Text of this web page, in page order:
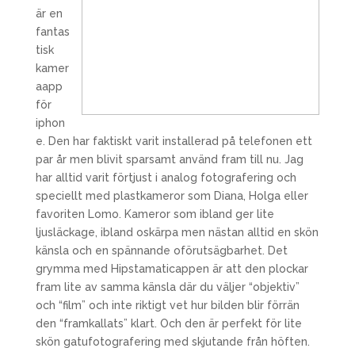
är en
fantas
tisk
kamer
aapp
för
iphon
e. Den har faktiskt varit installerad på telefonen ett
par år men blivit sparsamt använd fram till nu. Jag
har alltid varit förtjust i analog fotografering och
speciellt med plastkameror som Diana, Holga eller
favoriten Lomo. Kameror som ibland ger lite
ljusläckage, ibland oskärpa men nästan alltid en skön
känsla och en spännande oförutsägbarhet. Det
grymma med Hipstamaticappen är att den plockar
fram lite av samma känsla där du väljer “objektiv”
och “film” och inte riktigt vet hur bilden blir förrän
den “framkallats” klart. Och den är perfekt för lite
skön gatufotografering med skjutande från höften.